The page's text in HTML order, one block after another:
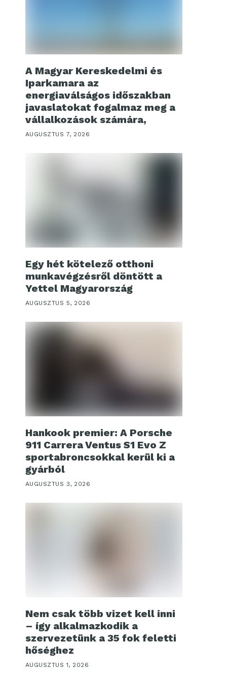
A Magyar Kereskedelmi és
Iparkamara az
energiaválságos időszakban
javaslatokat fogalmaz meg a
vállalkozások számára,
AUGUSZTUS 7, 2026
Egy hét kötelező otthoni
munkavégzésről döntött a
Yettel Magyarország
AUGUSZTUS 5, 2026
Hankook premier: A Porsche
911 Carrera Ventus S1 Evo Z
sportabroncsokkal kerül ki a
gyárból
AUGUSZTUS 3, 2026
Nem csak több vizet kell inni
– így alkalmazkodik a
szervezetünk a 35 fok feletti
hőséghez
AUGUSZTUS 1, 2026